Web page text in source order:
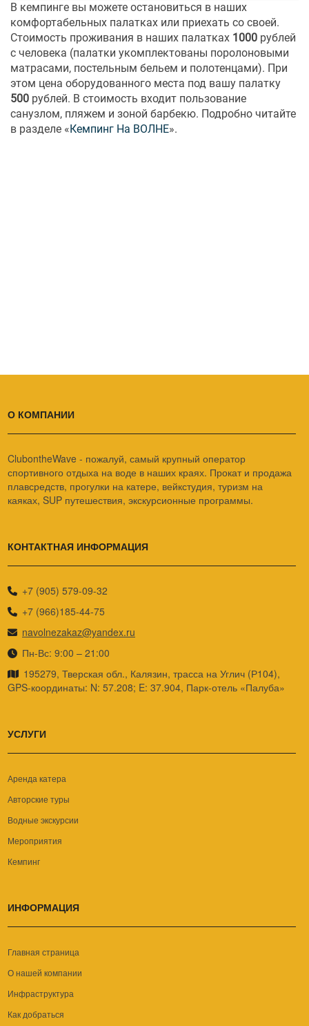
В кемпинге вы можете остановиться в наших
комфортабельных палатках или приехать со своей.
Стоимость проживания в наших палатках 1000 рублей
с человека (палатки укомплектованы поролоновыми
матрасами, постельным бельем и полотенцами). При
этом цена оборудованного места под вашу палатку
500 рублей. В стоимость входит пользование
санузлом, пляжем и зоной барбекю. Подробно читайте
в разделе «Кемпинг На ВОЛНЕ».
О КОМПАНИИ
ClubontheWave - пожалуй, самый крупный оператор
спортивного отдыха на воде в наших краях. Прокат и продажа
плавсредств, прогулки на катере, вейкстудия, туризм на
каяках, SUP путешествия, экскурсионные программы.
КОНТАКТНАЯ ИНФОРМАЦИЯ
+7 (905) 579-09-32
+7 (966)185-44-75
navolnezakaz@yandex.ru
Пн-Вс: 9:00 – 21:00
195279, Тверская обл., Калязин, трасса на Углич (Р104),
GPS-координаты: N: 57.208; E: 37.904, Парк-отель «Палуба»
УСЛУГИ
Аренда катера
Авторские туры
Водные экскурсии
Мероприятия
Кемпинг
ИНФОРМАЦИЯ
Главная страница
О нашей компании
Инфраструктура
Как добраться